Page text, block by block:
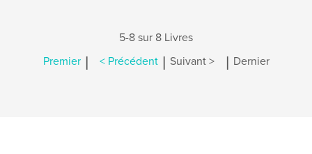
5-8 sur 8 Livres
Premier | < Précédent | Suivant > | Dernier